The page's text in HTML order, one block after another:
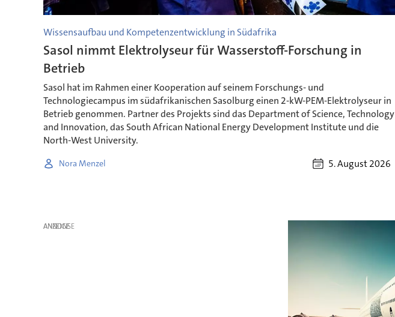
Wissensaufbau und Kompetenzentwicklung in Südafrika
Sasol nimmt Elektrolyseur für Wasserstoff-Forschung in
Betrieb
Sasol hat im Rahmen einer Kooperation auf seinem Forschungs- und
Technologiecampus im südafrikanischen Sasolburg einen 2-kW-PEM-Elektrolyseur in
Betrieb genommen. Partner des Projekts sind das Department of Science, Technology
and Innovation, das South African National Energy Development Institute und die
North-West University.
Nora Menzel 5. August 2026
ANZEIGE